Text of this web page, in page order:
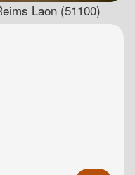
Laon (51100)